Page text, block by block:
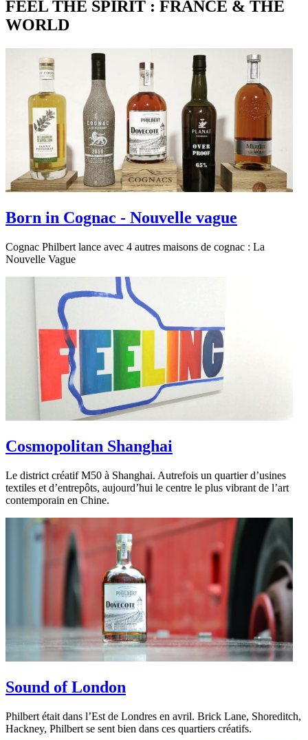
FEEL THE SPIRIT : FRANCE & THE
WORLD
Born in Cognac - Nouvelle vague
Cognac Philbert lance avec 4 autres maisons de cognac : La
Nouvelle Vague
Cosmopolitan Shanghai
Le district créatif M50 à Shanghai. Autrefois un quartier d’usines
textiles et d’entrepôts, aujourd’hui le centre le plus vibrant de l’art
contemporain en Chine.
Sound of London
Philbert était dans l’Est de Londres en avril. Brick Lane, Shoreditch,
Hackney, Philbert se sent bien dans ces quartiers créatifs.